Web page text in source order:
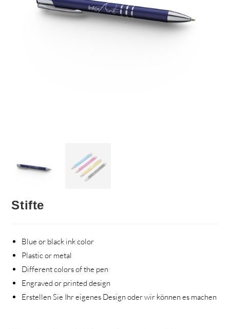
Stifte
Blue or black ink color
Plastic or metal
Different colors of the pen
Engraved or printed design
Erstellen Sie Ihr eigenes Design oder wir können es machen